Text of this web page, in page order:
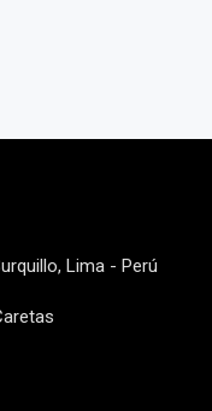
Lima - Perú